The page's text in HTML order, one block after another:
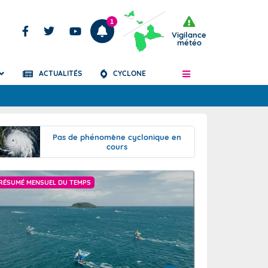
Articles
1
Vigilance
météo
ACTUALITÉS CYCLONE
Pas de phénomène cyclonique en
cours
MENSUEL DU TEMPS